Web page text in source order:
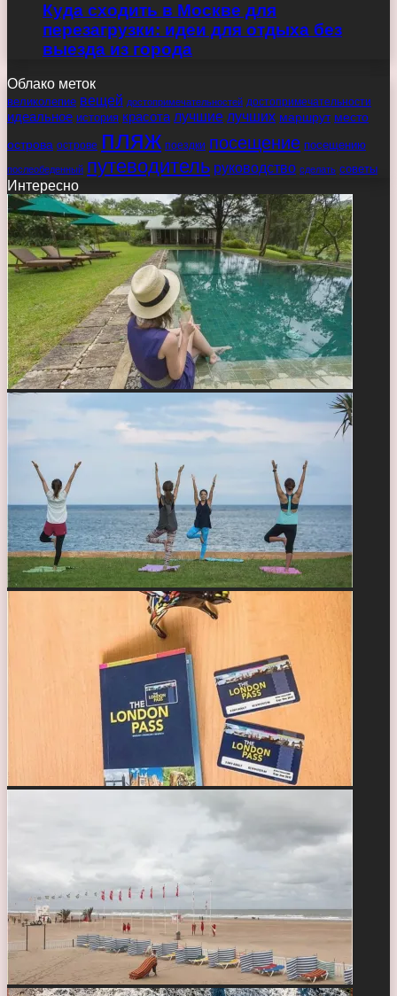
Куда сходить в Москве для
перезагрузки: идеи для отдыха без
выезда из города
Облако меток
великолепие вещей достопримечательностей достопримечательности
идеальное история красота лучшие лучших маршрут место
острова острове пляж поездки посещение посещению
послеобеденный путеводитель руководство сделать советы
Интересно